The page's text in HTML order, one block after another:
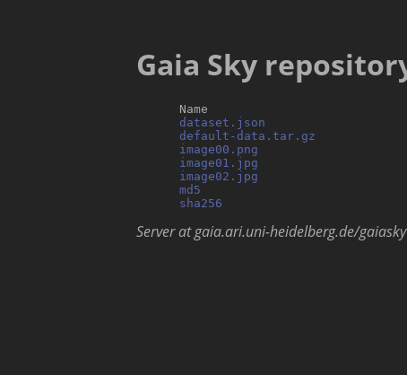
Gaia Sky
Name
dataset.json
default-data.tar.gz
image00.png
image01.jpg
image02.jpg
md5
sha256
Server at gaia.ari.uni-heidelberg.de/gaiasky